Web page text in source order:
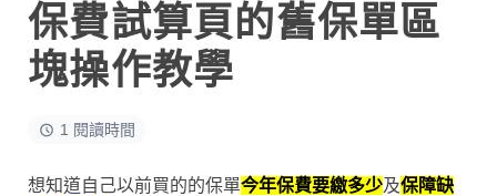
保費試算頁的舊保單區
塊操作教學
1 閱讀時間
想知道自己以前買的的保單今年保費要繳多少及保障缺